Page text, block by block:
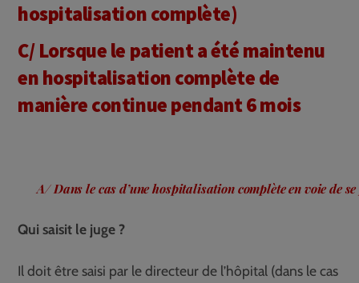
hospitalisation complète)
C/ Lorsque le patient a été maintenu
en hospitalisation complète de
manière continue pendant 6 mois
A/ Dans le cas d’une hospitalisation complète en voie de
Qui saisit le juge ?
Il doit être saisi par le directeur de l’hôpital (dans le cas